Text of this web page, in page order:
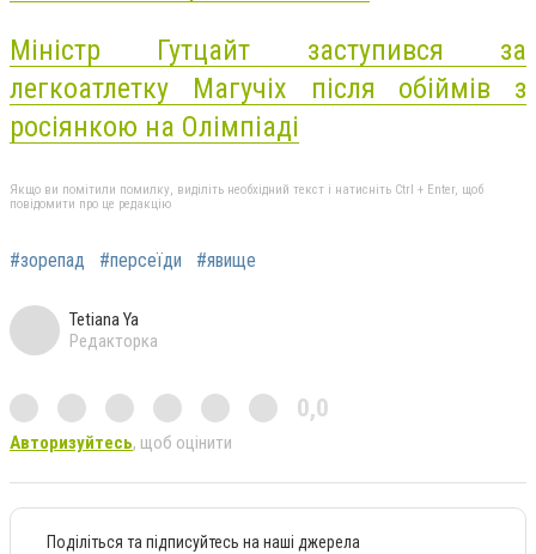
Міністр Гутцайт заступився за
легкоатлетку Магучіх після обіймів з
росіянкою на Олімпіаді
Якщо ви помітили помилку, виділіть необхідний текст і натисніть Ctrl + Enter, щоб
повідомити про це редакцію
#зорепад #персеїди #явище
Tetiana Ya
Редакторка
0,0
Авторизуйтесь, щоб оцінити
Поділіться та підписуйтесь на наші джерела